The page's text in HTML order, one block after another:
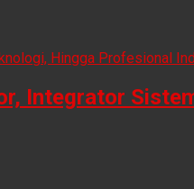
Integrator